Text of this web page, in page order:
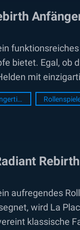
bietet. Egal, ob
mit
die...
Anfängertipps
aufregendes
wird La
klassische